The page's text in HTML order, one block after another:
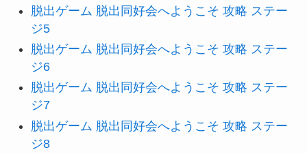
脱出ゲーム 脱出同好会へようこそ 攻略 ステー
ジ5
脱出ゲーム 脱出同好会へようこそ 攻略 ステー
ジ6
脱出ゲーム 脱出同好会へようこそ 攻略 ステー
ジ7
脱出ゲーム 脱出同好会へようこそ 攻略 ステー
ジ8